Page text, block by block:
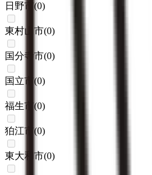
日野市 (0)
東村山市(0)
国分寺市(0)
国立市 (0)
福生市 (0)
狛江市 (0)
東大和市(0)